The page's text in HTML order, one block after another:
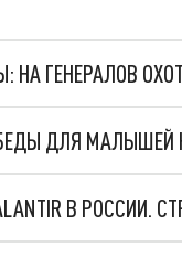
НА ГЕНЕРАЛОВ
ДЛЯ МАЛЫШЕЙ